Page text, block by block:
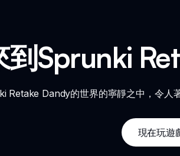
到Sprunki
Retake Dandy的世界的寧靜之中，令人
現在玩遊